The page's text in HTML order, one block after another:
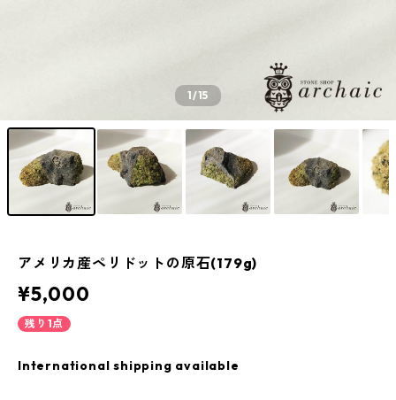
1/15
アメリカ産ペリドットの原石(179g)
¥5,000
残り1点
International shipping available